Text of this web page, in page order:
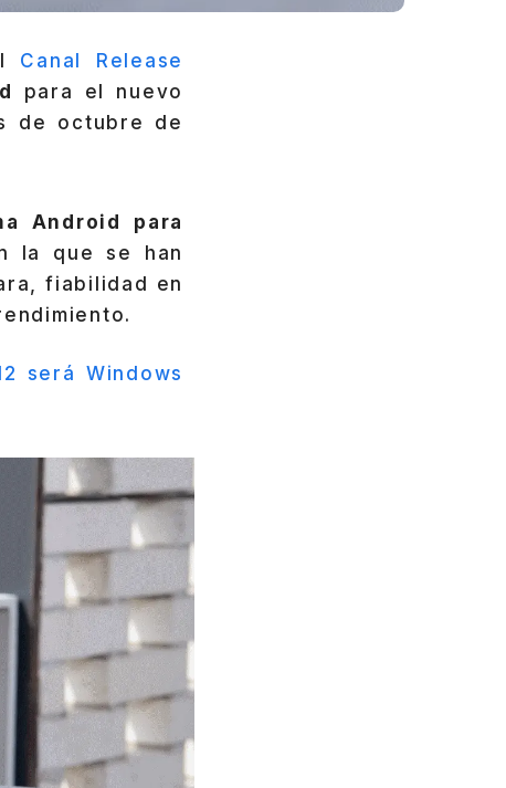
Canal Release
para el nuevo
de octubre de
Android para
la que se han
fiabilidad en
será Windows